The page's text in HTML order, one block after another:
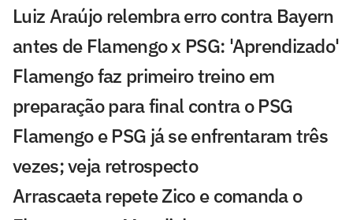
Luiz Araújo relembra erro contra Bayern
antes de Flamengo x PSG: 'Aprendizado'
Flamengo faz primeiro treino em
preparação para final contra o PSG
Flamengo e PSG já se enfrentaram três
vezes; veja retrospecto
Arrascaeta repete Zico e comanda o